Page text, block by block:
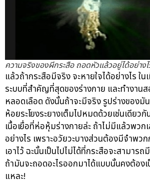
ความจริงของผีกระสือ ถอดหัวแล้วอยู่ได้อย่าง
แล้วถ้ากระสือมีจริง จะหายใจได้อย่างไร ใ
ระบบที่สำคัญที่สุดของร่างกาย และทำงาน
หลอดเลือด ดังนั้นถ้าจะมีจริง รูปร่างของมั
ห้อยระโยงระยางเต็มไปหมดด้วยเช่นเดียว
เนื้อเยื่อที่ห่อหุ้มร่างกายล่ะ ถ้าไม่มีแล้วพวก
อย่างไร เพราะอวัยวะบางส่วนต้องมีจำพว
เอาไว้ ฉะนั้นเป็นไปไม่ได้ที่กระสือจะสามาร
ถ้ามันจะถอดอะไรออกมาได้แบบนั้นคงต้อ
แหละ!